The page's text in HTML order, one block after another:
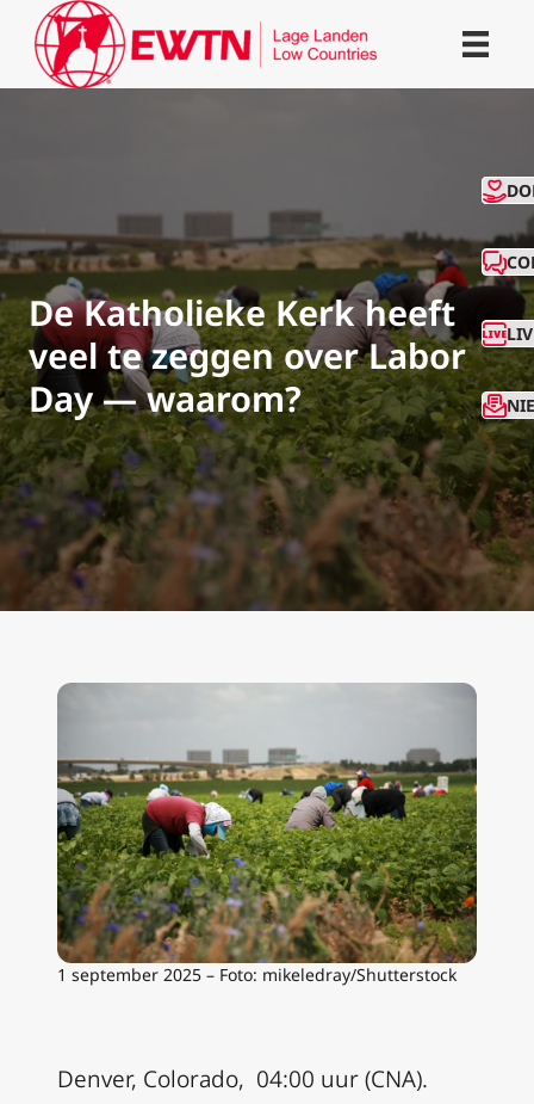
De Katholieke Kerk heeft
veel te zeggen over Labor
Day — waarom?
1 september 2025 – Foto: mikeledray/Shutterstock
Denver, Colorado, 04:00 uur (CNA).